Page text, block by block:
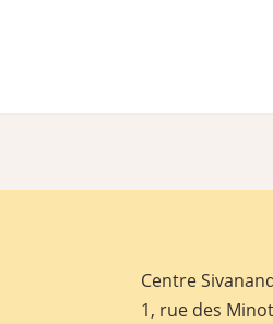
Centre
1, rue des